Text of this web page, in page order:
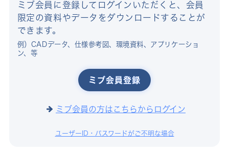
ミブ会員に登録してログインいただくと、会員
限定の資料やデータをダウンロードすることが
できます。
例）CADデータ、仕様参考図、環境資料、アプリケーショ
ン、等
ミブ会員登録
ミブ会員の方はこちらからログイン
ユーザーID・パスワードがご不明な場合